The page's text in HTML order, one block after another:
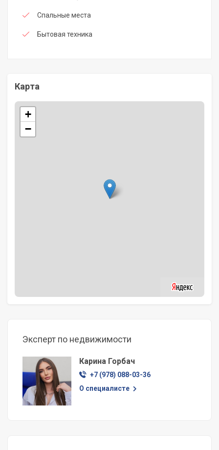
Спальные места
Бытовая техника
Карта
+
−
Эксперт по недвижимости
Карина Горбач
+7 (978) 088-03-36
О специалисте